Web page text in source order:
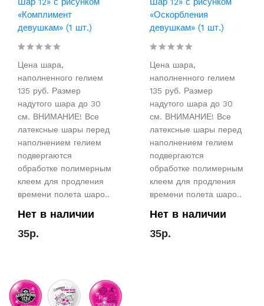
«Комплимент
девушкам» (1 шт.)
Цена шара,
наполненного гелием
135 руб. Размер
надутого шара до 30
см. ВНИМАНИЕ! Все
латексные шары перед
наполнением гелием
подвергаются
обработке полимерным
клеем для продления
времени полета шаро..
Нет в наличии
35р.
«Оскорбления
девушкам» (1 шт.)
Цена шара,
наполненного гелием
135 руб. Размер
надутого шара до 30
см. ВНИМАНИЕ! Все
латексные шары перед
наполнением гелием
подвергаются
обработке полимерным
клеем для продления
времени полета шаро..
Нет в наличии
35р.